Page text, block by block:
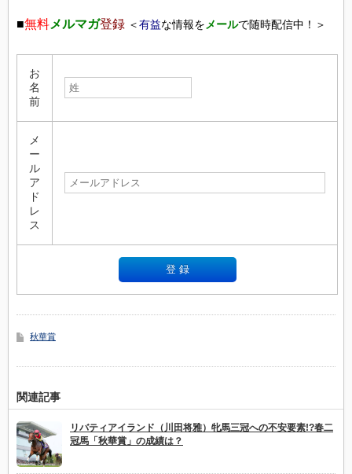
■無料メルマガ登録 ＜有益な情報を メールで随時配信中！＞
お
名
前
メ
ー
ル
ア
ド
レ
ス
秋華賞
関連記事
リバティアイランド（川田将雅）牝馬三冠への不安要素!?春二
冠馬「秋華賞」の成績は？